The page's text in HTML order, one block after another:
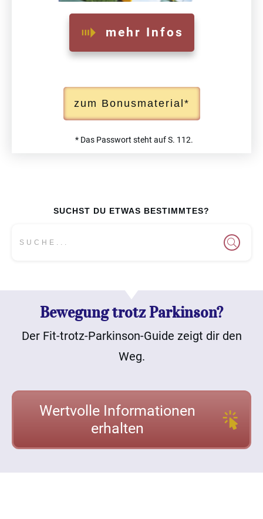
mehr Infos
zum Bonusmaterial*
* Das Passwort steht auf S. 112.
SUCHST DU ETWAS BESTIMMTES?
Bewegung trotz Parkinson?
Der Fit-trotz-Parkinson-Guide zeigt dir den
Weg.
Wertvolle Informationen
erhalten